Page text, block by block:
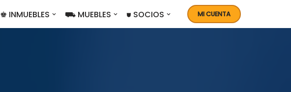
♚ INMUEBLES ⛟ MUEBLES ⛊ SOCIOS MI CUENTA